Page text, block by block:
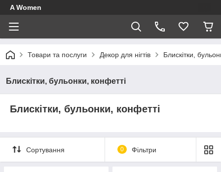
A Women
Товари та послуги Декор для нігтів Блискітки,
Блискітки, бульонки, конфетті
Блискітки, бульонки, конфетті
Сортування 0 Фільтри